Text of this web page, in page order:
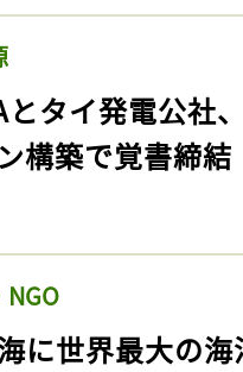
とタイ発電公社
構築で覚書締結
に世界最大の